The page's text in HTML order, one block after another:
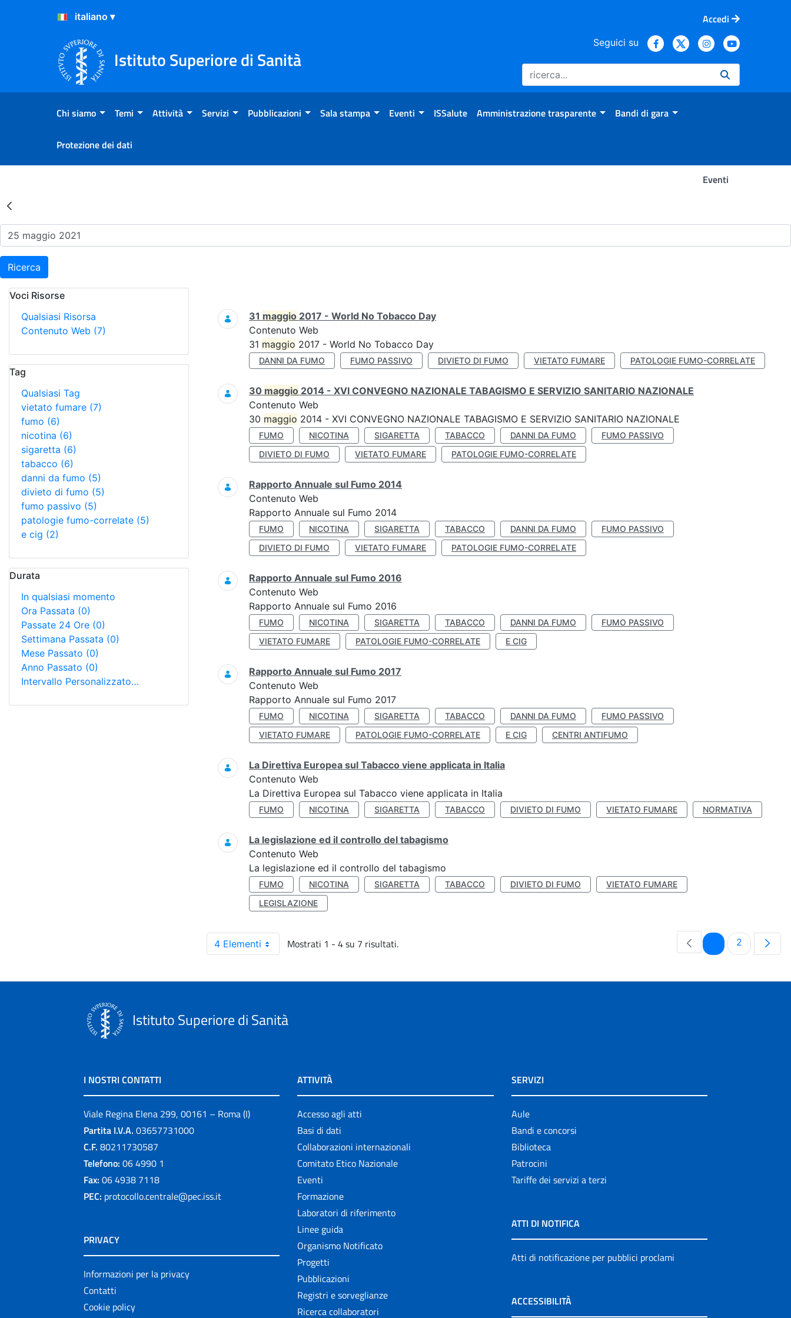
Salta al Contenuto
Salta al Footer
Accedi
Istituto Superiore di Sanità
Seguici su
Chi siamo Temi Attività Servizi Pubblicazioni Sala stampa Eventi ISSalute Amministrazione trasparente Bandi di gara
Protezione dei dati
Eventi
Risultati della Ricerca - Eventi
Ricerca
Voci Risorse
Qualsiasi Risorsa
Contenuto Web (7)
Tag
Qualsiasi Tag
vietato fumare (7)
fumo (6)
nicotina (6)
sigaretta (6)
tabacco (6)
danni da fumo (5)
divieto di fumo (5)
fumo passivo (5)
patologie fumo-correlate (5)
e cig (2)
Durata
In qualsiasi momento
Ora Passata (0)
Passate 24 Ore (0)
Settimana Passata (0)
Mese Passato (0)
Anno Passato (0)
Intervallo Personalizzato…
Ricerca
31 maggio 2017 - World No Tobacco Day
Contenuto Web
31 maggio 2017 - World No Tobacco Day
DANNI DA FUMO FUMO PASSIVO DIVIETO DI FUMO VIETATO FUMARE PATOLOGIE FUMO-CORRELATE
30 maggio 2014 - XVI CONVEGNO NAZIONALE TABAGISMO E SERVIZIO SANITARIO NAZIONALE
Contenuto Web
30 maggio 2014 - XVI CONVEGNO NAZIONALE TABAGISMO E SERVIZIO SANITARIO NAZIONALE
FUMO NICOTINA SIGARETTA TABACCO DANNI DA FUMO
FUMO PASSIVO
DIVIETO DI FUMO
VIETATO FUMARE PATOLOGIE FUMO-CORRELATE
Rapporto Annuale sul Fumo 2014
Contenuto Web
Rapporto Annuale sul Fumo 2014
FUMO NICOTINA SIGARETTA TABACCO DANNI DA FUMO
FUMO PASSIVO
DIVIETO DI FUMO
VIETATO FUMARE PATOLOGIE FUMO-CORRELATE
Rapporto Annuale sul Fumo 2016
Contenuto Web
Rapporto Annuale sul Fumo 2016
FUMO NICOTINA SIGARETTA TABACCO DANNI DA FUMO
FUMO PASSIVO
VIETATO FUMARE
PATOLOGIE FUMO-CORRELATE E CIG
Rapporto Annuale sul Fumo 2017
Contenuto Web
Rapporto Annuale sul Fumo 2017
FUMO NICOTINA SIGARETTA TABACCO DANNI DA FUMO
FUMO PASSIVO
VIETATO FUMARE
PATOLOGIE FUMO-CORRELATE E CIG CENTRI ANTIFUMO
La Direttiva Europea sul Tabacco viene applicata in Italia
Contenuto Web
La Direttiva Europea sul Tabacco viene applicata in Italia
FUMO NICOTINA SIGARETTA TABACCO DIVIETO DI FUMO VIETATO FUMARE NORMATIVA
La legislazione ed il controllo del tabagismo
Contenuto Web
La legislazione ed il controllo del tabagismo
FUMO NICOTINA SIGARETTA TABACCO DIVIETO DI FUMO
VIETATO FUMARE
LEGISLAZIONE
4 Elementi Mostrati 1 - 4 su 7 risultati. PaginaPagina
2
Istituto Superiore di Sanità
I NOSTRI CONTATTI
Viale Regina Elena 299, 00161 – Roma (I)
Partita I.V.A. 03657731000
C.F. 80211730587
Telefono: 06 4990 1
Fax: 06 4938 7118
PEC: protocollo.centrale@pec.iss.it
PRIVACY
Informazioni per la privacy
Contatti
Cookie policy
ATTIVITÀ
Accesso agli atti
Basi di dati
Collaborazioni internazionali
Comitato Etico Nazionale
Eventi
Formazione
Laboratori di riferimento
Linee guida
Organismo Notificato
Progetti
Pubblicazioni
Registri e sorveglianze
Ricerca collaboratori
SERVIZI
Aule
Bandi e concorsi
Biblioteca
Patrocini
Tariffe dei servizi a terzi
ATTI DI NOTIFICA
Atti di notificazione per pubblici proclami
ACCESSIBILITÀ